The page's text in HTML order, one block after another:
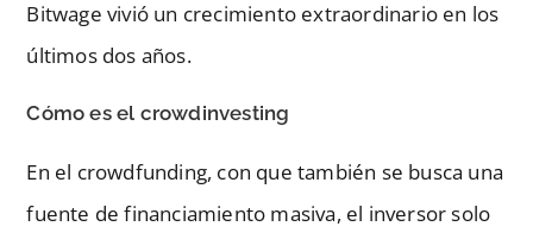
Bitwage vivió un crecimiento extraordinario en los
últimos dos años.
Cómo es el crowdinvesting
En el crowdfunding, con que también se busca una
fuente de financiamiento masiva, el inversor solo